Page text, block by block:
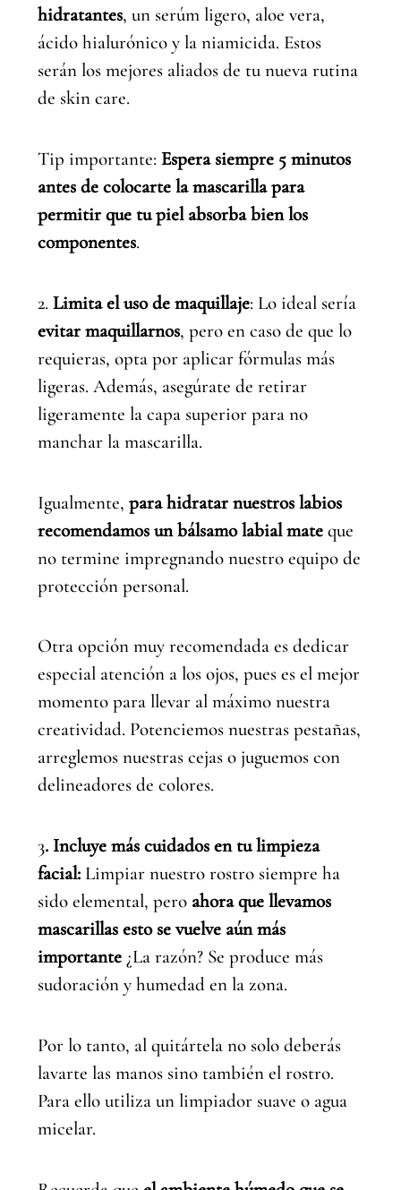
hidratantes, un serúm ligero, aloe vera,
ácido hialurónico y la niamicida. Estos
serán los mejores aliados de tu nueva rutina
de skin care.
Tip importante: Espera siempre 5 minutos
antes de colocarte la mascarilla para
permitir que tu piel absorba bien los
componentes.
2.Limita el uso de maquillaje: Lo ideal sería
evitar maquillarnos, pero en caso de que lo
requieras, opta por aplicar fórmulas más
ligeras. Además, asegúrate de retirar
ligeramente la capa superior para no
manchar la mascarilla.
Igualmente, para hidratar nuestros labios
recomendamos un bálsamo labial mate que
no termine impregnando nuestro equipo de
protección personal.
Otra opción muy recomendada es dedicar
especial atención a los ojos, pues es el mejor
momento para llevar al máximo nuestra
creatividad. Potenciemos nuestras pestañas,
arreglemos nuestras cejas o juguemos con
delineadores de colores.
3. Incluye más cuidados en tu limpieza
facial: Limpiar nuestro rostro siempre ha
sido elemental, pero ahora que llevamos
mascarillas esto se vuelve aún más
importante ¿La razón? Se produce más
sudoración y humedad en la zona.
Por lo tanto, al quitártela no solo deberás
lavarte las manos sino también el rostro.
Para ello utiliza un limpiador suave o agua
micelar.